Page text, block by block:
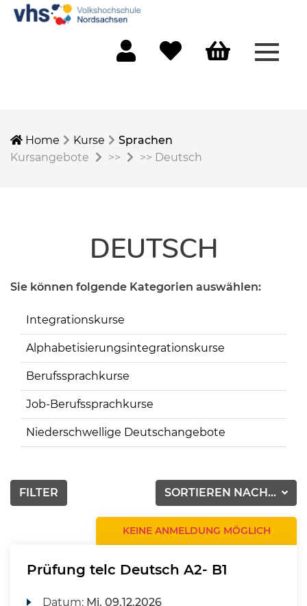
Home Kurse
Sprachen
Kursangebote
>> >> Deutsch
DEUTSCH
Sie können folgende Kategorien auswählen:
Integrationskurse
Alphabetisierungsintegrationskurse
Berufssprachkurse
Job-Berufssprachkurse
Niederschwellige Deutschangebote
SORTIEREN NACH...
FILTER
KEINE ANMELDUNG MÖGLICH
Prüfung telc Deutsch A2- B1
Datum: Mi. 09.12.2026